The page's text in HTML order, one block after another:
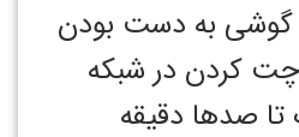
گوشی به دست بودن
کردن در شبکه
صدها دقیقه